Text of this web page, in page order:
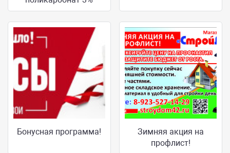
Бонусная программа!
Зимняя акция на
профлист!